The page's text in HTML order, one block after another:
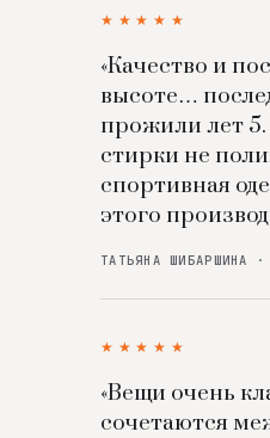
★★★★★
«Качество и
высоте…
прожили лет 5.
стирки не
спортивная
этого
ТАТЬЯНА ШИБАРШИНА
★★★★★
«Вещи очень
сочетаются